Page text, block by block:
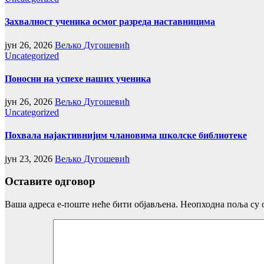
Захвалност ученика осмог разреда наставницима
јун 26, 2026 Вељко Дугошевић
Uncategorized
Поносни на успехе наших ученика
јун 26, 2026 Вељко Дугошевић
Uncategorized
Похвала најактивнијим члановима школске библиотеке
јун 23, 2026 Вељко Дугошевић
Оставите одговор
Ваша адреса е-поште неће бити објављена. Неопходна поља су